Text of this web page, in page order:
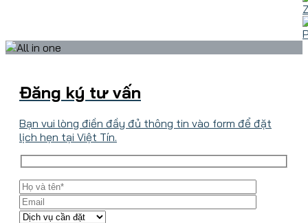
Đăng ký tư vấn
Bạn vui lòng điền đầy đủ thông tin vào form để đặt
lịch hẹn tại Việt Tín.